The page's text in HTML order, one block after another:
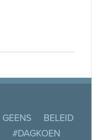
BELEID
#DAGKOEN